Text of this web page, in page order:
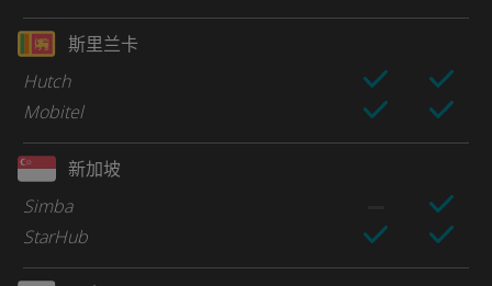
斯里兰卡
Hutch
Mobitel
新加坡
Simba
StarHub